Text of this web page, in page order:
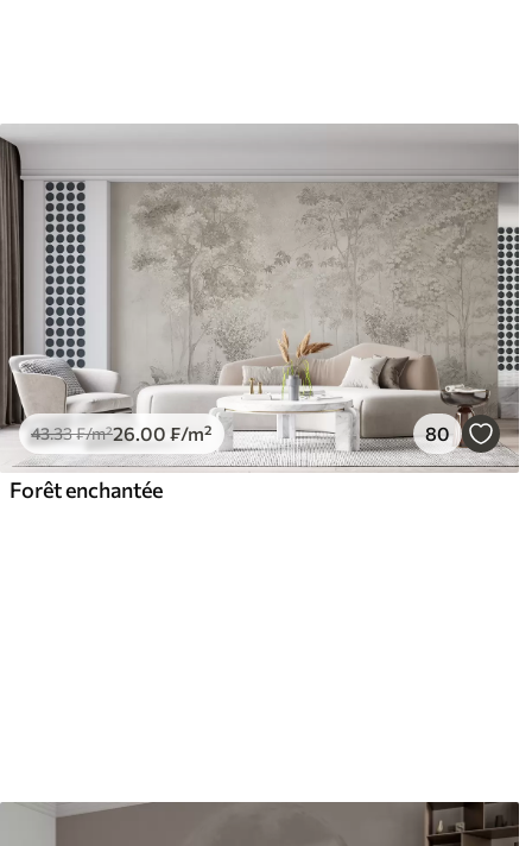
43.33₣/m²26.00 ₣/m² 80
Forêt enchantée